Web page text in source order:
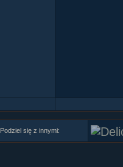
Podziel się z innymi: